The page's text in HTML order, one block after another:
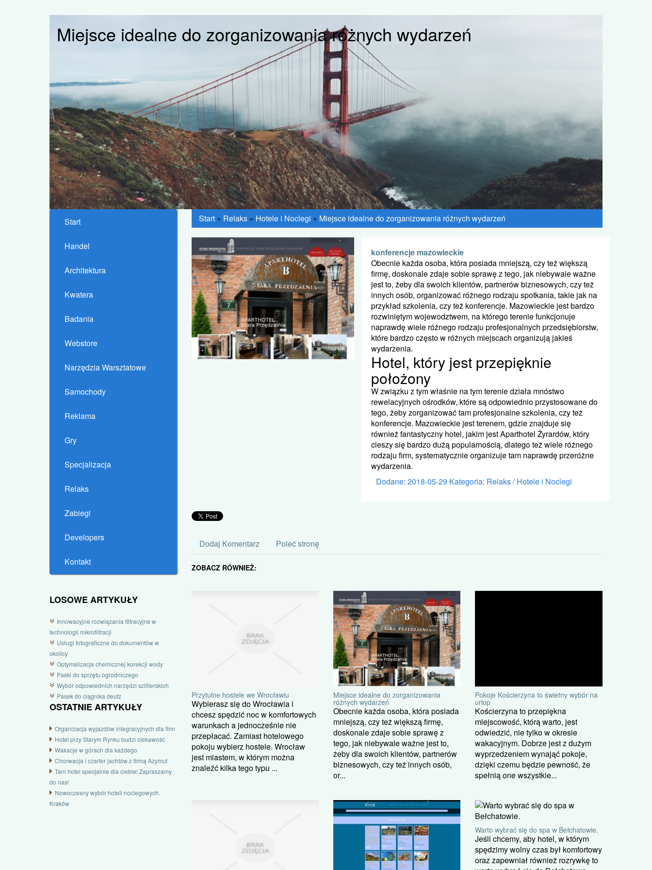
Miejsce idealne do zorganizowania różnych wydarzeń
Start
Handel
Architektura
Kwatera
Badania
Webstore
Narzędzia Warsztatowe
Samochody
Reklama
Gry
Specjalizacja
Relaks
Zabiegi
Developers
Kontakt
LOSOWE ARTYKUŁY
Innowacyjne rozwiązania filtracyjne w
technologii mikrofiltracji
Usługi fotograficzne do dokumentów w
okolicy
Optymalizacja chemicznej korekcji wody
Paski do sprzętu ogrodniczego
Wybór odpowiednich narzędzi szlifierskich
Pasek do ciągnika deutz
OSTATNIE ARTYKUŁY
Organizacja wyjazdów integracyjnych dla firm
Hotel przy Starym Rynku budzi ciekawość
Wakacje w górach dla każdego
Chorwacja i czarter jachtów z firmą Azymut
Tani hotel specjalnie dla ciebie! Zapraszamy
do nas!
Nowoczesny wybór hoteli noclegowych.
Kraków
Start» Relaks» Hotele i Noclegi » Miejsce idealne do zorganizowania różnych wydarzeń
konferencje mazowieckie
Obecnie każda osoba, która posiada mniejszą, czy też większą
firmę, doskonale zdaje sobie sprawę z tego, jak niebywale ważne
jest to, żeby dla swoich klientów, partnerów biznesowych, czy też
innych osób, organizować różnego rodzaju spotkania, takie jak na
przykład szkolenia, czy też konferencje. Mazowieckie jest bardzo
rozwiniętym wojewodztwem, na którego terenie funkcjonuje
naprawdę wiele różnego rodzaju profesjonalnych przedsiębiorstw,
które bardzo często w różnych miejscach organizują jakieś
wydarzenia.
Hotel, który jest przepięknie
położony
W związku z tym właśnie na tym terenie działa mnóstwo
rewelacyjnych ośrodków, które są odpowiednio przystosowane do
tego, żeby zorganizować tam profesjonalne szkolenia, czy też
konferencje. Mazowieckie jest terenem, gdzie znajduje się
również fantastyczny hotel, jakim jest Aparthotel Żyrardów, który
cieszy się bardzo dużą popularnością, dlatego też wiele różnego
rodzaju firm, systematycznie organizuje tam naprawdę przeróżne
wydarzenia.
Dodane: 2018-05-29 Kategoria: Relaks / Hotele i Noclegi
Dodaj Komentarz Poleć stronę
ZOBACZ RÓWNIEŻ:
Przytulne hostele we Wrocławiu
Wybierasz się do Wrocławia i
chcesz spędzić noc w komfortowych
warunkach a jednocześnie nie
przepłacać. Zamiast hotelowego
pokoju wybierz hostele. Wrocław
jest miastem, w którym można
znaleźć kilka tego typu ...
Miejsce idealne do zorganizowania
różnych wydarzeń
Obecnie każda osoba, która posiada
mniejszą, czy też większą firmę,
doskonale zdaje sobie sprawę z
tego, jak niebywale ważne jest to,
żeby dla swoich klientów, partnerów
biznesowych, czy też innych osób,
or...
Pokoje Kościerzyna to świetny wybór na
urlop
Kościerzyna to przepiękna
miejscowość, którą warto, jest
odwiedzić, nie tylko w okresie
wakacyjnym. Dobrze jest z dużym
wyprzedzeniem wynająć pokoje,
dzięki czemu będzie pewność, że
spełnią one wszystkie...
Warto wybrać się do spa w Bełchatowie.
Jeśli chcemy, aby hotel, w którym
spędzimy wolny czas był komfortowy
oraz zapewniał również rozrywkę to